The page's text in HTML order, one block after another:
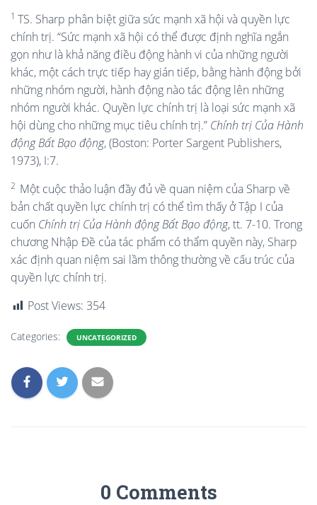
1 TS. Sharp phân biệt giữa sức mạnh xã hội và quyền lực
chính trị. “Sức mạnh xã hội có thể được định nghĩa ngắn
gọn như là khả năng điều động hành vi của những người
khác, một cách trực tiếp hay gián tiếp, bằng hành động bởi
những nhóm người, hành động nào tác động lên những
nhóm người khác. Quyền lực chính trị là loại sức mạnh xã
hội dùng cho những mục tiêu chính trị.” Chính trị Của Hành
động Bất Bạo động, (Boston: Porter Sargent Publishers,
1973), I:7.
2 Một cuộc thảo luận đầy đủ về quan niệm của Sharp về
bản chất quyền lực chính trị có thể tìm thấy ở Tập I của
cuốn Chính trị Của Hành động Bất Bạo động, tt. 7-10. Trong
chương Nhập Đề của tác phẩm có thẩm quyền này, Sharp
xác định quan niệm sai lầm thông thường về cấu trúc của
quyền lực chính trị.
Post Views: 354
Categories: UNCATEGORIZED
0 Comments